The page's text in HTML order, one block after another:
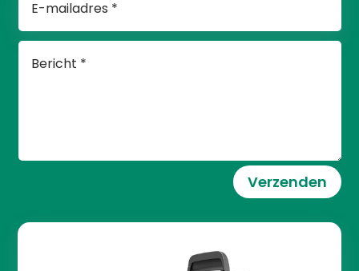
Verzenden